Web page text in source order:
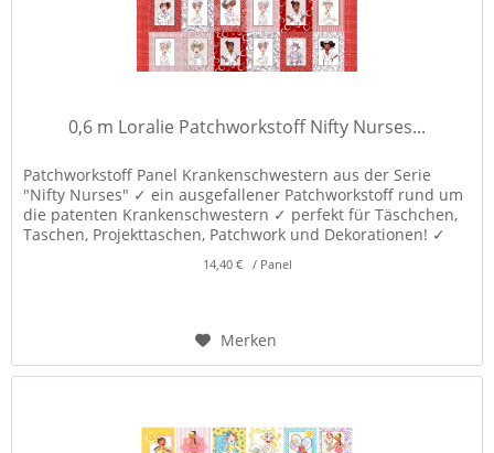
0,6 m Loralie Patchworkstoff Nifty Nurses...
Patchworkstoff Panel Krankenschwestern aus der Serie
"Nifty Nurses" ✓ ein ausgefallener Patchworkstoff rund um
die patenten Krankenschwestern ✓ perfekt für Täschchen,
Taschen, Projekttaschen, Patchwork und Dekorationen! ✓
14,40 € / Panel
Merken